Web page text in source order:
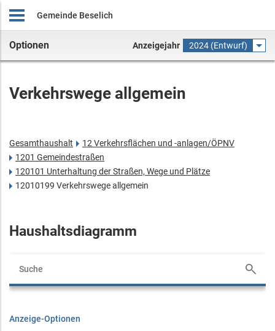
Gemeinde Beselich
Optionen Anzeigejahr 2024 (Entwurf)
Verkehrswege allgemein
Gesamthaushalt
12 Verkehrsflächen und -anlagen/ÖPNV
1201 Gemeindestraßen
120101 Unterhaltung der Straßen, Wege und Plätze
12010199 Verkehrswege allgemein
Haushaltsdiagramm
Anzeige-Optionen